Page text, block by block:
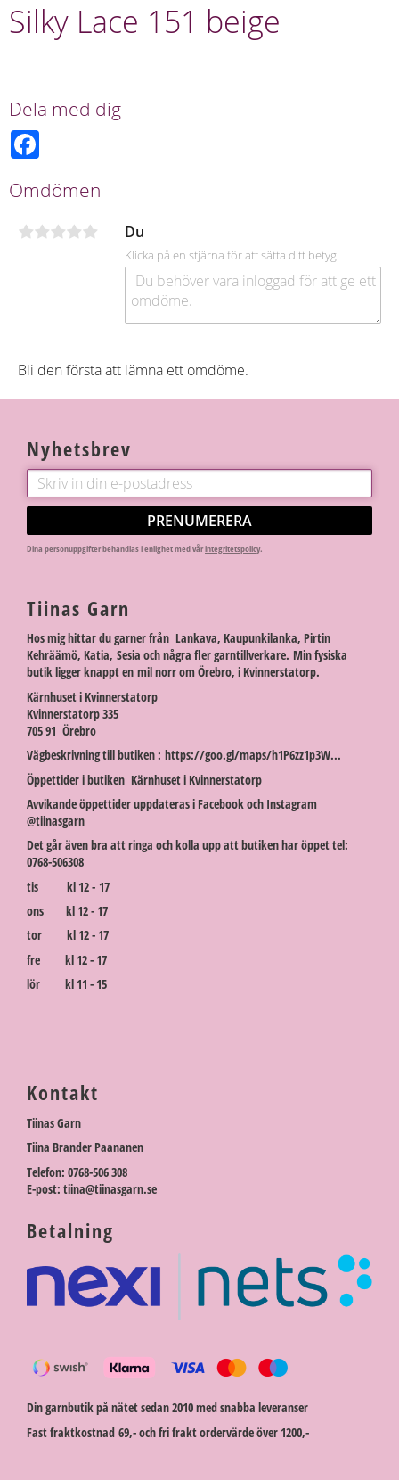
Silky Lace 151 beige
Dela med dig
b
o
k
Omdömen
Du
Klicka på en stjärna för att sätta ditt betyg
Bli den första att lämna ett omdöme.
Nyhetsbrev
PRENUMERERA
Dina personuppgifter behandlas i enlighet med vårintegritetspolicy.
Tiinas Garn
Hos mig hittar du garner från Lankava, Kaupunkilanka, Pirtin
Kehräämö, Katia, Sesia och några fler garntillverkare. Min fysiska
butik ligger knappt en mil norr om Örebro, i Kvinnerstatorp.
Kärnhuset i Kvinnerstatorp
Kvinnerstatorp 335
705 91 Örebro
Vägbeskrivning till butiken : https://goo.gl/maps/h1P6zz1p3W...
Öppettider i butiken Kärnhuset i Kvinnerstatorp
Avvikande öppettider uppdateras i Facebook och Instagram
@tiinasgarn
Det går även bra att ringa och kolla upp att butiken har öppet tel:
0768-506308
tis kl 12 - 17
ons kl 12 - 17
tor kl 12 - 17
fre kl 12 - 17
lör kl 11 - 15
Kontakt
Tiinas Garn
Tiina Brander Paananen
Telefon: 0768-506 308
E-post: tiina@tiinasgarn.se
Betalning
Din garnbutik på nätet sedan 2010 med snabba leveranser
Fast fraktkostnad 69,- och fri frakt ordervärde över 1200,-